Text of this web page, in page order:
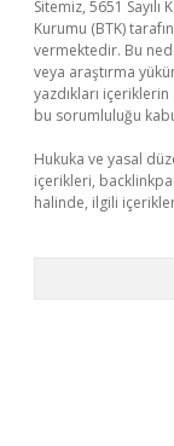
Sitemiz, 5651
Kurumu (BTK)
vermektedir. Bu
veya araştırma
yazdıkları
bu sorumluluğu
Hukuka ve yasal
içerikleri,
halinde, ilgili